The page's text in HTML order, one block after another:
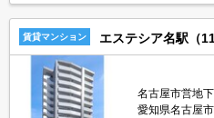
賃貸マンション エステシア名駅（
名古屋市営地
愛知県名古屋